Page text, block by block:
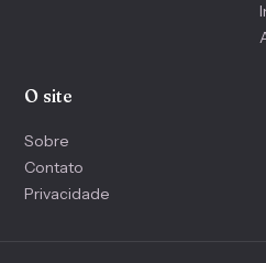
O site
Sobre
Contato
Privacidade